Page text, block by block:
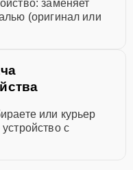
заменяет
(оригинал или
или курьер
с